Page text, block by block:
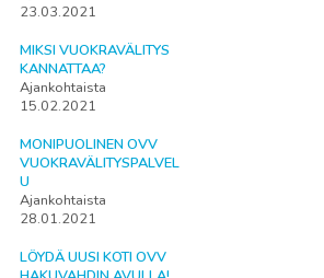
23.03.2021
MIKSI VUOKRAVÄLITYS
KANNATTAA?
Ajankohtaista
15.02.2021
MONIPUOLINEN OVV
VUOKRAVÄLITYSPALVEL
U
Ajankohtaista
28.01.2021
LÖYDÄ UUSI KOTI OVV